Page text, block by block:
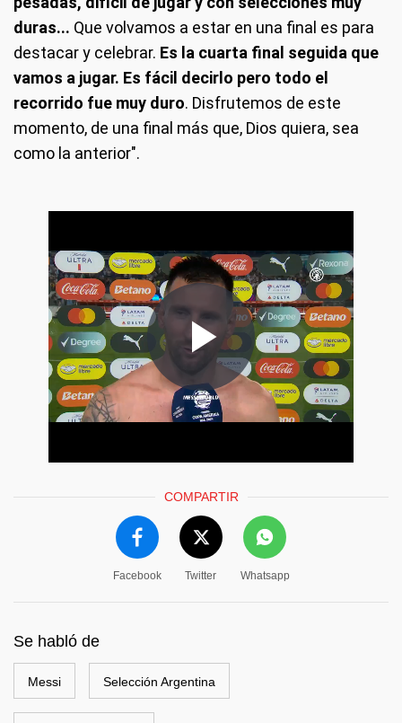
duras... Que volvamos a estar en una final es para
destacar y celebrar. Es la cuarta final seguida que
vamos a jugar. Es fácil decirlo pero todo el
recorrido fue muy duro. Disfrutemos de este
momento, de una final más que, Dios quiera, sea
como la anterior".
COMPARTIR
Facebook Twitter Whatsapp
Se habló de
Messi Selección Argentina